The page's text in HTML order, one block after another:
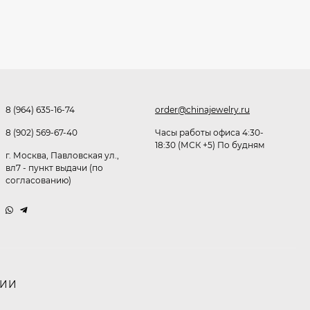
255₽
8 (964) 635-16-74
8 (902) 569-67-40
г. Москва, Павловская ул.,
вл7 - пункт выдачи (по
согласованию)
order@chinajewelry.ru
Часы работы офиса 4:30-
18:30 (МСК +5) По будням